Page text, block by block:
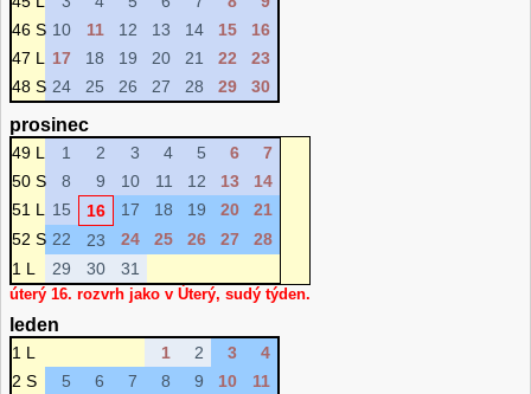
46 S 10 11 12 13 14 15
16
47 L
17 18 19 20 21 22
23
48 S 24 25 26 27 28 29 30
prosinec
49 L 1 2 3 4 5 6
7
50 S
8 9 10 11 12 13
14
51 L
15 16 17 18 19 20
21
52 S 22 23 24 25 26 27
28
1 L
29 30 31
úterý 16. rozvrh jako v Úterý, sudý týden.
leden
1 L 1 2 3
4
2 S
5 6 7 8 9 10
11